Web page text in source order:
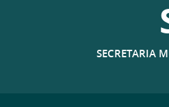
SECRETARIA